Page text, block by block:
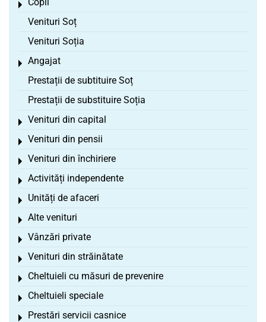
Toggle menu
Venituri Soț
Venituri Soția
Angajat
Toggle menu
Prestații de subtituire Soț
Prestații de substituire Soția
Venituri din capital
Toggle menu
Venituri din pensii
Toggle menu
Venituri din închiriere
Toggle menu
Activități independente
Toggle menu
Unități de afaceri
Toggle menu
Alte venituri
Toggle menu
Vânzări private
Toggle menu
Venituri din străinătate
Toggle menu
Cheltuieli cu măsuri de prevenire
Toggle menu
Cheltuieli speciale
Toggle menu
Prestări servicii casnice
Toggle menu